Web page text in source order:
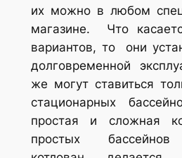
их можно в любом
магазине. Что
вариантов, то они
долговременной
же могут ставиться
стационарных
простая и сложная
простых бассейнов